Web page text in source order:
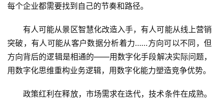
每个企业都需要找到自己的节奏和路径。
有人可能从景区智慧化改造入手，有人可能从线上营销
突破，有人可能从客户数据分析着力……方向可以不同，但
方向背后的逻辑是相通的——用数字化手段解决实际问题，
用数字化思维重构业务逻辑，用数字化能力塑造竞争优势。
政策红利在释放，市场需求在迭代，技术条件在成熟。